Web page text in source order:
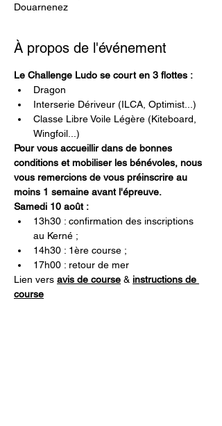
Douarnenez
À propos de l'événement
Le Challenge Ludo se court en 3 flottes :
Dragon
Interserie Dériveur (ILCA, Optimist...)
Classe Libre Voile Légère (Kiteboard,
Wingfoil...)
Pour vous accueillir dans de bonnes
conditions et mobiliser les bénévoles, nous
vous remercions de vous préinscrire au
moins 1 semaine avant l'épreuve.
Samedi 10 août :
13h30 : confirmation des inscriptions
au Kerné ;
14h30 : 1ère course ;
17h00 : retour de mer
Lien vers avis de course & instructions de
course